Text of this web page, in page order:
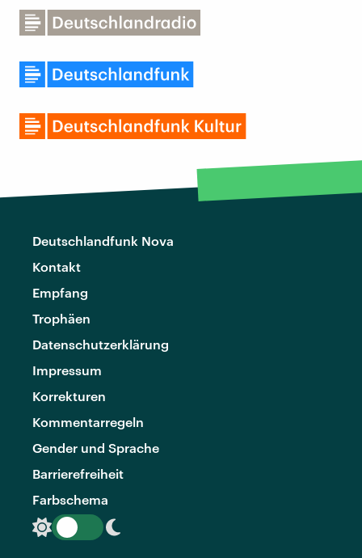
Deutschlandfunk Nova
Kontakt
Empfang
Trophäen
Datenschutzerklärung
Impressum
Korrekturen
Kommentarregeln
Gender und Sprache
Barrierefreiheit
Farbschema